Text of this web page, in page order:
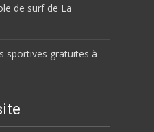
de surf de La
sportives gratuites à